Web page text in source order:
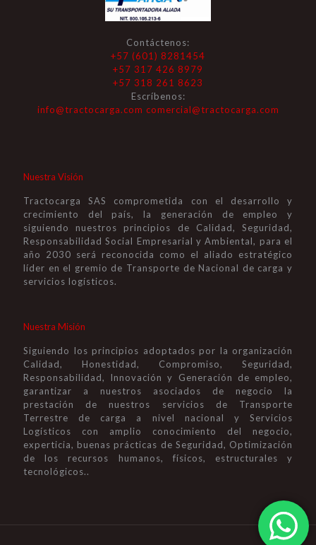
Contáctenos:
+57 (601) 8281454
+57 317 426 8979
+57 318 261 8623
Escríbenos:
info@tractocarga.com comercial@tractocarga.com
Nuestra Visión
Tractocarga SAS comprometida con el desarrollo y
crecimiento del país, la generación de empleo y
siguiendo nuestros principios de Calidad, Seguridad,
Responsabilidad Social Empresarial y Ambiental, para el
año 2030 será reconocida como el aliado estratégico
líder en el gremio de Transporte de Nacional de carga y
servicios logísticos.
Nuestra Misión
Siguiendo los principios adoptados por la organización
Calidad, Honestidad, Compromiso, Seguridad,
Responsabilidad, Innovación y Generación de empleo,
garantizar a nuestros asociados de negocio la
prestación de nuestros servicios de Transporte
Terrestre de carga a nivel nacional y Servicios
Logísticos con amplio conocimiento del negocio,
experticia, buenas prácticas de Seguridad, Optimización
de los recursos humanos, físicos, estructurales y
tecnológicos..